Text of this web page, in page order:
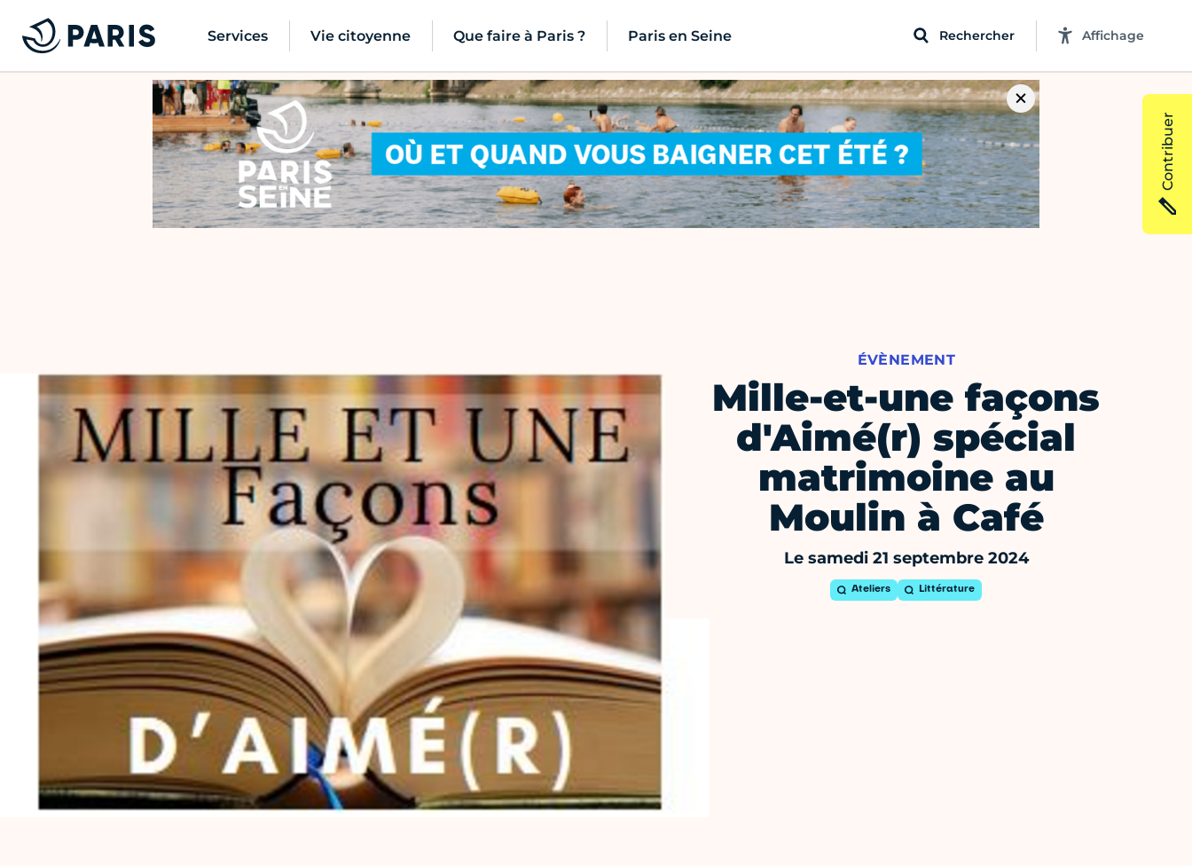
Services Vie citoyenne Que faire à Paris ? Paris en Seine Rechercher Affichage
ÉVÈNEMENT
Mille-et-une façons
d'Aimé(r) spécial
matrimoine au
Moulin à Café
Le samedi 21 septembre 2024
Ateliers Littérature
Contribuer